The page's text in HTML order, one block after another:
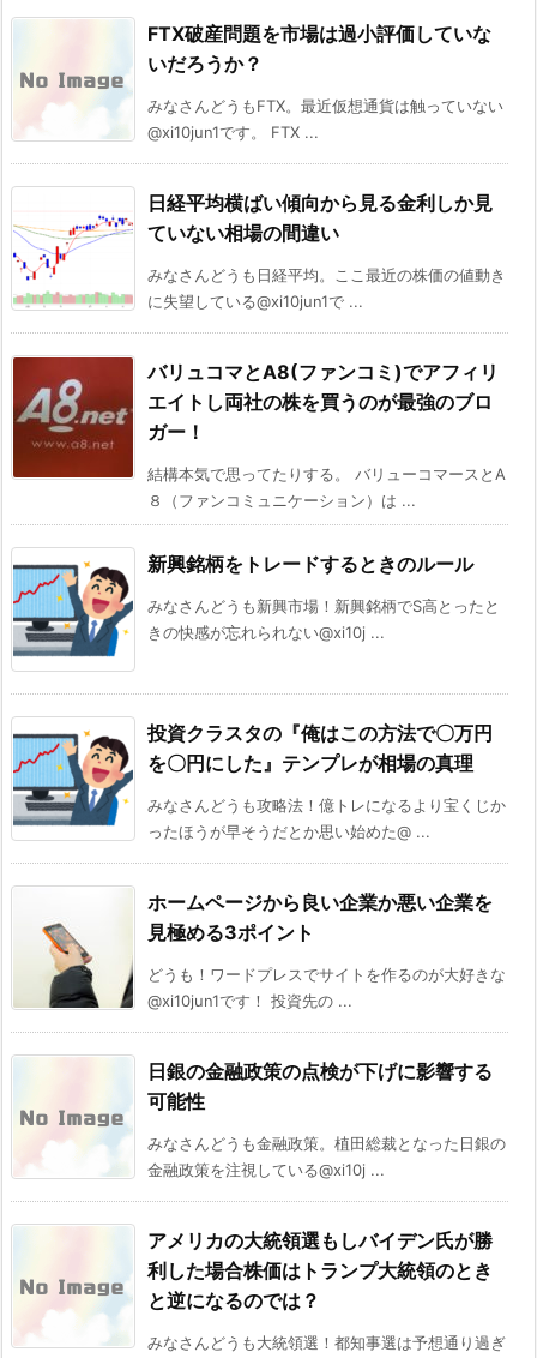
FTX破産問題を市場は過小評価していな
いだろうか？
みなさんどうもFTX。最近仮想通貨は触っていない
@xi10jun1です。 FTX ...
日経平均横ばい傾向から見る金利しか見
ていない相場の間違い
みなさんどうも日経平均。ここ最近の株価の値動き
に失望している@xi10jun1で ...
バリュコマとA8(ファンコミ)でアフィリ
エイトし両社の株を買うのが最強のブロ
ガー！
結構本気で思ってたりする。 バリューコマースとA
８（ファンコミュニケーション）は ...
新興銘柄をトレードするときのルール
みなさんどうも新興市場！新興銘柄でS高とったと
きの快感が忘れられない@xi10j ...
投資クラスタの『俺はこの方法で〇万円
を〇円にした』テンプレが相場の真理
みなさんどうも攻略法！億トレになるより宝くじか
ったほうが早そうだとか思い始めた@ ...
ホームページから良い企業か悪い企業を
見極める3ポイント
どうも！ワードプレスでサイトを作るのが大好きな
@xi10jun1です！ 投資先の ...
日銀の金融政策の点検が下げに影響する
可能性
みなさんどうも金融政策。植田総裁となった日銀の
金融政策を注視している@xi10j ...
アメリカの大統領選もしバイデン氏が勝
利した場合株価はトランプ大統領のとき
と逆になるのでは？
みなさんどうも大統領選！都知事選は予想通り過ぎ